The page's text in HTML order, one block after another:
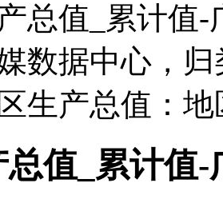
总值_累计值
数据中心，
生产总值：
值_累计值